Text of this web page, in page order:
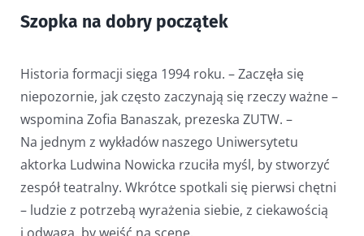
Szopka na dobry początek
Historia formacji sięga 1994 roku. – Zaczęła się
niepozornie, jak często zaczynają się rzeczy ważne –
wspomina Zofia Banaszak, prezeska ZUTW. –
Na jednym z wykładów naszego Uniwersytetu
aktorka Ludwina Nowicka rzuciła myśl, by stworzyć
zespół teatralny. Wkrótce spotkali się pierwsi chętni
– ludzie z potrzebą wyrażenia siebie, z ciekawością